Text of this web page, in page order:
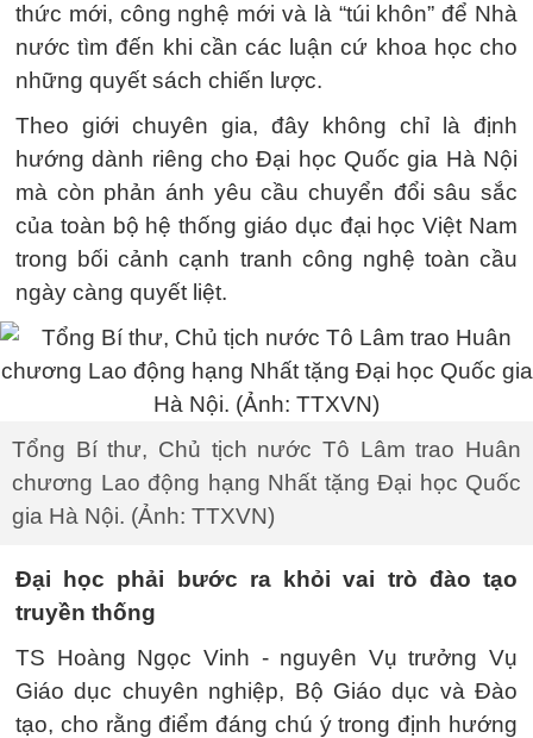
thức mới, công nghệ mới và là “túi khôn” để Nhà
nước tìm đến khi cần các luận cứ khoa học cho
những quyết sách chiến lược.
Theo giới chuyên gia, đây không chỉ là định
hướng dành riêng cho Đại học Quốc gia Hà Nội
mà còn phản ánh yêu cầu chuyển đổi sâu sắc
của toàn bộ hệ thống giáo dục đại học Việt Nam
trong bối cảnh cạnh tranh công nghệ toàn cầu
ngày càng quyết liệt.
Tổng Bí thư, Chủ tịch nước Tô Lâm trao Huân
chương Lao động hạng Nhất tặng Đại học Quốc
gia Hà Nội. (Ảnh: TTXVN)
Đại học phải bước ra khỏi vai trò đào tạo
truyền thống
TS Hoàng Ngọc Vinh - nguyên Vụ trưởng Vụ
Giáo dục chuyên nghiệp, Bộ Giáo dục và Đào
tạo, cho rằng điểm đáng chú ý trong định hướng